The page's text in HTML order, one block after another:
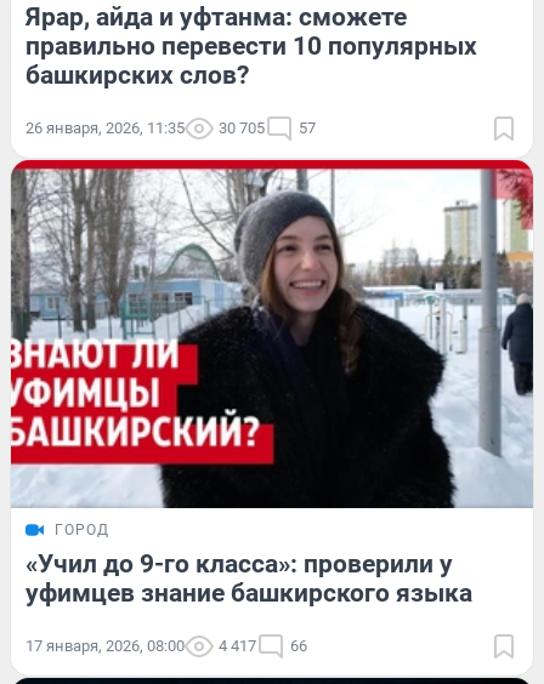
Ярар, айда и уфтанма: сможете
правильно перевести 10 популярных
башкирских слов?
26 января, 2026, 11:35 30 705 57
ГОРОД
«Учил до 9-го класса»: проверили у
уфимцев знание башкирского языка
17 января, 2026, 08:00 4 417 66